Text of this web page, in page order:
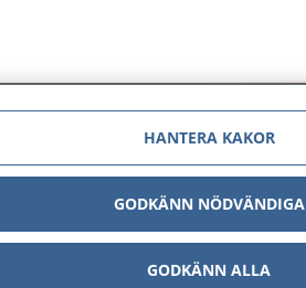
E-tjänster
HANTERA KAKOR
GODKÄNN NÖDVÄNDIGA
GODKÄNN ALLA